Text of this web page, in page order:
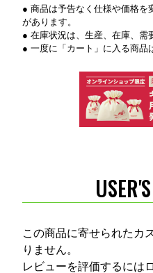
● 商品は予告なく仕様や価格を
があります。
● 在庫状況は、生産、在庫、需
● 一度に「カート」に入る商品
この商品に寄せられたカ
りません。
レビューを評価するには